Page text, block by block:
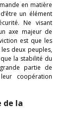
en matière
un élément
Ne visant
axe majeur de
est que les
deux peuples,
que la stabilité du
partie de
coopération
de la